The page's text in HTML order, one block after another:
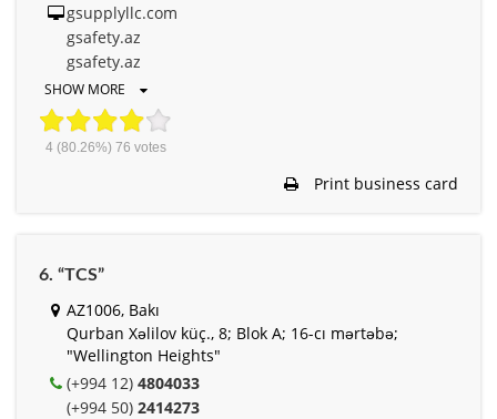
gsupplyllc.com
gsafety.az
gsafety.az
SHOW MORE
4(80.26%) 76 votes
Print business card
6. “TCS”
AZ1006, Bakı
Qurban Xəlilov küç., 8; Blok A; 16-cı mərtəbə;
"Wellington Heights"
(+994 12) 4804033
(+994 50) 2414273